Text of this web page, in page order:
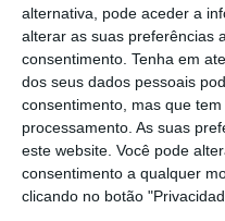
alternativa, pode aceder a
alterar as suas preferências
consentimento. Tenha em
dos seus dados pessoais
consentimento, mas que
processamento. As suas
este website. Você pode
consentimento a qualquer
clicando no botão
Perante estes
estrutura sindical, os
apresentados pelo
irrisórios” . “Os de
ganhar mais 48
especializada nos
euros e nos últimos